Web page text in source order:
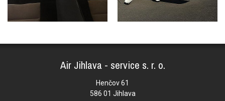
Air Jihlava - service s. r. o.
Henčov 61
586 01 Jihlava